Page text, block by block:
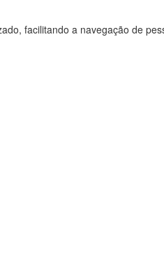
facilitando a navegação de